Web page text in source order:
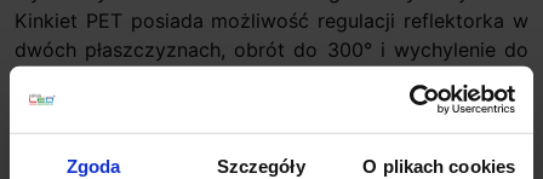
Zgoda Szczegóły O plikach cookies
Kinkiet PET posiada możliwość regulacji reflektorka w
dwóch płaszczyznach, obrót do 300° i wychylenie do
w miejscu przeznaczonym do czytania, gdzie dobrze
sprawdzają się oprawy ze światłem skupionym, które
można skierować w wybranym kierunku. Zwłaszcza,